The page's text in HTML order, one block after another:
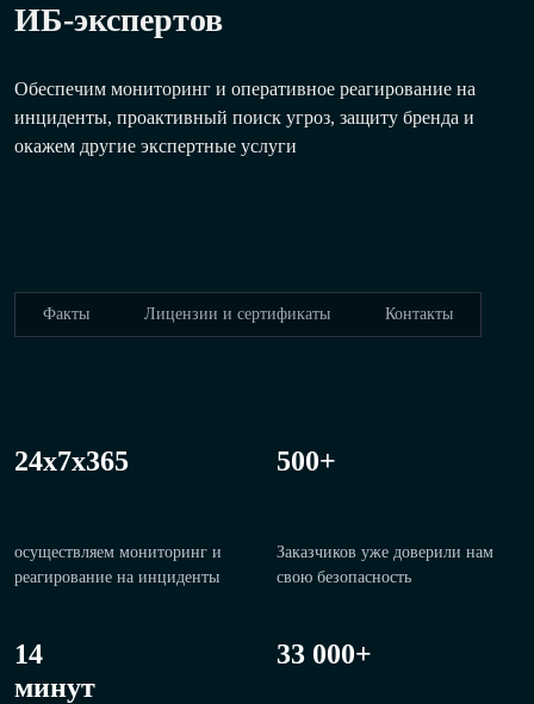
ИБ-экспертов
Обеспечим мониторинг и оперативное реагирование на
инциденты, проактивный поиск угроз, защиту бренда и
окажем другие экспертные услуги
Факты Лицензии и сертификаты Контакты
24x7x365
осуществляем мониторинг и
реагирование на инциденты
500+
Заказчиков уже доверили нам
свою безопасность
14
минут
33 000+